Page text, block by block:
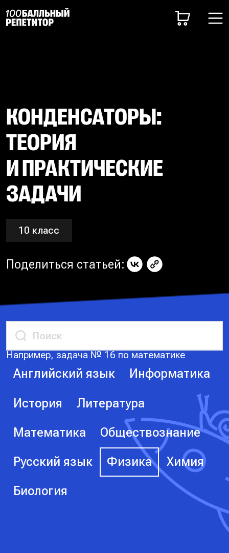
КОНДЕНСАТОРЫ:
ТЕОРИЯ
И ПРАКТИЧЕСКИЕ
ЗАДАЧИ
10 класс
Поделиться статьей:
Например, задача № 16 по математике
Английский язык Информатика
История Литература
Математика Обществознание
Русский язык Физика Химия
Биология